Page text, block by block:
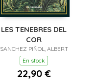
LES TENEBRES DEL
COR
SANCHEZ PIÑOL, ALBERT
En stock
22,90 €